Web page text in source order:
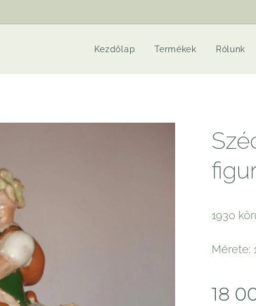
Kezdőlap Termékek Rólunk
1930
Mérete:
18